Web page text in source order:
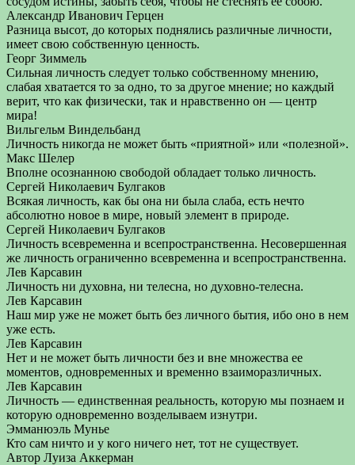
Александр Иванович Герцен
Разница высот, до которых поднялись различные личности,
имеет свою собственную ценность.
Георг Зиммель
Сильная личность следует только собственному мнению,
слабая хватается то за одно, то за другое мнение; но каждый
верит, что как физически, так и нравственно он — центр
мира!
Вильгельм Виндельбанд
Личность никогда не может быть «приятной» или «полезной».
Макс Шелер
Вполне осознанною свободой обладает только личность.
Сергей Николаевич Булгаков
Всякая личность, как бы она ни была слаба, есть нечто
абсолютно новое в мире, новый элемент в природе.
Сергей Николаевич Булгаков
Личность всевременна и всепространственна. Несовершенная
же личность ограниченно всевременна и всепространственна.
Лев Карсавин
Личность ни духовна, ни телесна, но духовно-телесна.
Лев Карсавин
Наш мир уже не может быть без личного бытия, ибо оно в нем
уже есть.
Лев Карсавин
Нет и не может быть личности без и вне множества ее
моментов, одновременных и временно взаиморазличных.
Лев Карсавин
Личность — единственная реальность, которую мы познаем и
которую одновременно возделываем изнутри.
Эмманюэль Мунье
Кто сам ничто и у кого ничего нет, тот не существует.
Автор Луиза Аккерман